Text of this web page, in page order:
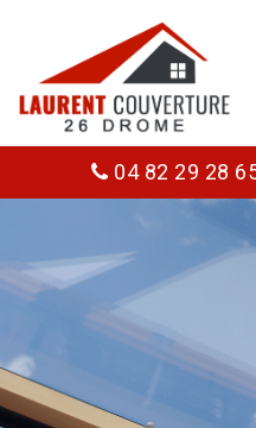
04 82 29 28